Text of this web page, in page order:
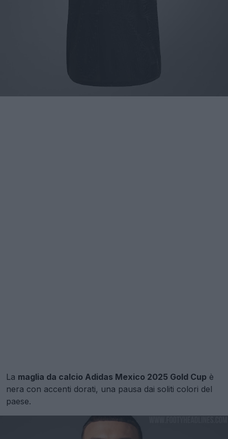
La maglia da calcio Adidas Mexico 2025 Gold Cup è
nera con accenti dorati, una pausa dai soliti colori del
paese.